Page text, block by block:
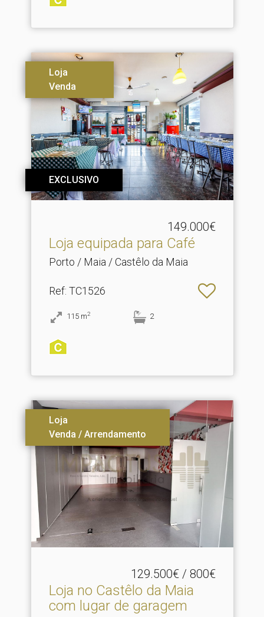
Loja
Venda
EXCLUSIVO
149.000€
Loja equipada para Café
Porto / Maia / Castêlo da Maia
Ref: TC1526
115 m2 2
Loja
Venda / Arrendamento
129.500€ / 800€
Loja no Castêlo da Maia
com lugar de garagem